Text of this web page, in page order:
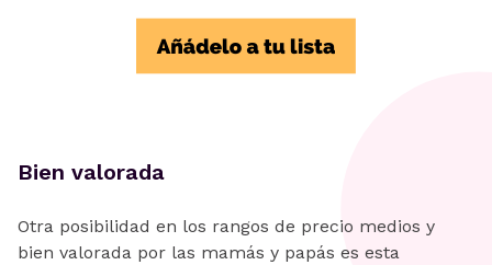
Bien valorada
Otra posibilidad en los rangos de precio medios y
bien valorada por las mamás y papás es esta